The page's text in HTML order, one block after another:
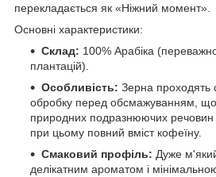
перекладається як «Ніжний момент».
Основні характеристики:
Склад: 100% Арабіка
плантацій).
Особливість: Зерна проходять
обробку перед обсмажуванням, що
природних подразнюючих речовин і
при цьому повний вміст кофеїну.
Смаковий профіль: Дуже
делікатним ароматом і